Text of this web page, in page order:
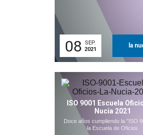
08
SEP.
2021
la
ISO 9001 Escuela
Nucía 2021
Doce años cumpliendo la "ISO
la Escuela de Oficios